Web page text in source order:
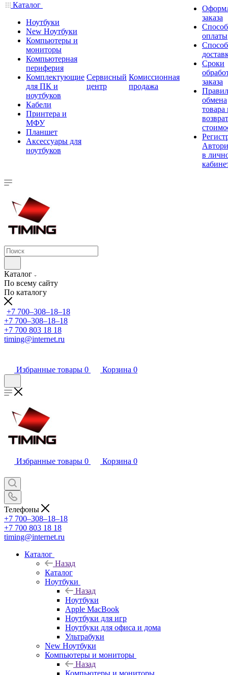
Каталог
Ноутбуки
New Ноутбуки
Компьютеры и
мониторы
Компьютерная
периферия
Комплектующие
для ПК и
ноутбуков
Кабели
Принтера и
МФУ
Планшет
Аксессуары для
ноутбуков
Сервисный
центр
Комиссионная
продажа
заказа
оплаты
Сроки
заказа
обмена
товара
в
Каталог
По всему сайту
По каталогу
+7 700‒308‒18‒18
+7 700‒308‒18‒18
+7 700 803 18 18
timing@internet.ru
Избранные товары 0 Корзина 0
Избранные товары 0 Корзина 0
Телефоны
+7 700‒308‒18‒18
+7 700 803 18 18
timing@internet.ru
Каталог
Назад
Каталог
Ноутбуки
Назад
Ноутбуки
Apple MacBook
Ноутбуки для игр
Ноутбуки для офиса и дома
Ультрабуки
New Ноутбуки
Компьютеры и мониторы
Назад
Компьютеры и мониторы